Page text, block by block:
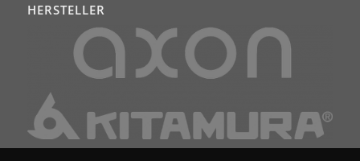
HERSTELLER